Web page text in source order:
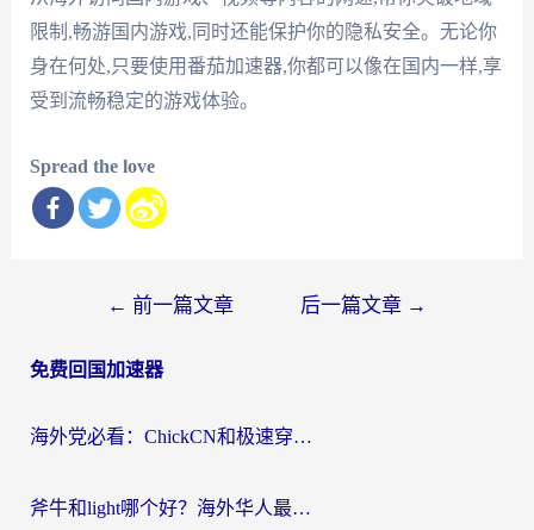
限制,畅游国内游戏,同时还能保护你的隐私安全。无论你
身在何处,只要使用番茄加速器,你都可以像在国内一样,享
受到流畅稳定的游戏体验。
Spread the love
导
← 前一篇文章 后一篇文章 →
免费回国加速器
海外党必看：ChickCN和极速穿梭VPN好用吗？3招教你选对回国加速器无缝刷国内资源
斧牛和light哪个好？海外华人最关心的回国加速器选择难题，一篇讲透